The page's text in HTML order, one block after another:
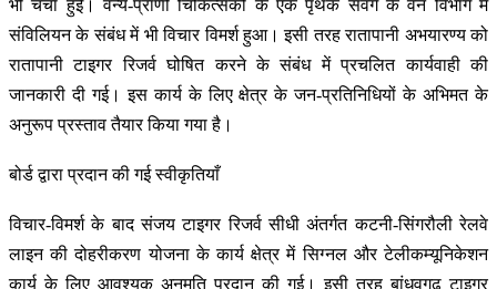
भी चर्चा हुई। वन्य-प्राणी चिकित्सकों के एक पृथक संवर्ग के वन विभाग में
संविलियन के संबंध में भी विचार विमर्श हुआ। इसी तरह रातापानी अभयारण्य को
रातापानी टाइगर रिजर्व घोषित करने के संबंध में प्रचलित कार्यवाही की
जानकारी दी गई। इस कार्य के लिए क्षेत्र के जन-प्रतिनिधियों के अभिमत के
अनुरूप प्रस्ताव तैयार किया गया है।
बोर्ड द्वारा प्रदान की गई स्वीकृतियाँ
विचार-विमर्श के बाद संजय टाइगर रिजर्व सीधी अंतर्गत कटनी-सिंगरौली रेलवे
लाइन की दोहरीकरण योजना के कार्य क्षेत्र में सिग्नल और टेलीकम्यूनिकेशन
कार्य के लिए आवश्यक अनुमति प्रदान की गई। इसी तरह बांधवगढ़ टाइगर